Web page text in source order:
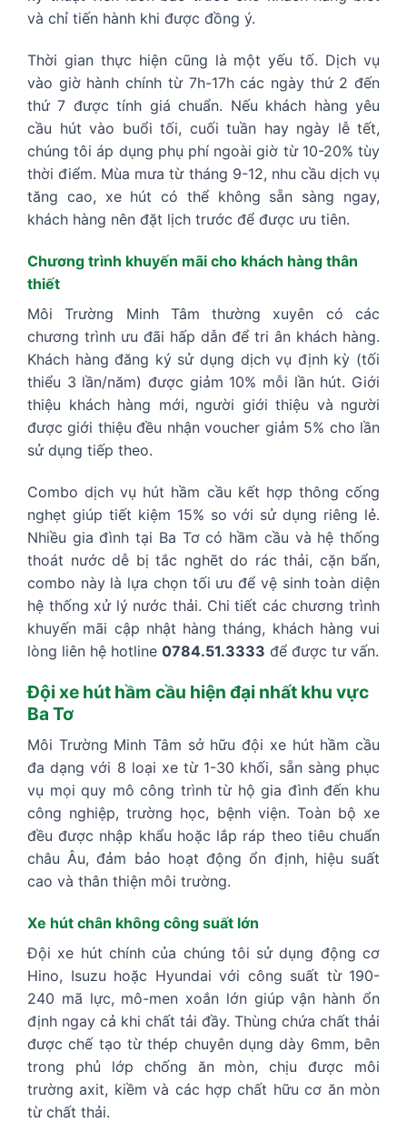
và chỉ tiến hành khi được đồng ý.
Thời gian thực hiện cũng là một yếu tố. Dịch vụ
vào giờ hành chính từ 7h-17h các ngày thứ 2 đến
thứ 7 được tính giá chuẩn. Nếu khách hàng yêu
cầu hút vào buổi tối, cuối tuần hay ngày lễ tết,
chúng tôi áp dụng phụ phí ngoài giờ từ 10-20% tùy
thời điểm. Mùa mưa từ tháng 9-12, nhu cầu dịch vụ
tăng cao, xe hút có thể không sẵn sàng ngay,
khách hàng nên đặt lịch trước để được ưu tiên.
Chương trình khuyến mãi cho khách hàng thân
thiết
Môi Trường Minh Tâm thường xuyên có các
chương trình ưu đãi hấp dẫn để tri ân khách hàng.
Khách hàng đăng ký sử dụng dịch vụ định kỳ (tối
thiểu 3 lần/năm) được giảm 10% mỗi lần hút. Giới
thiệu khách hàng mới, người giới thiệu và người
được giới thiệu đều nhận voucher giảm 5% cho lần
sử dụng tiếp theo.
Combo dịch vụ hút hầm cầu kết hợp thông cống
nghẹt giúp tiết kiệm 15% so với sử dụng riêng lẻ.
Nhiều gia đình tại Ba Tơ có hầm cầu và hệ thống
thoát nước dễ bị tắc nghẽt do rác thải, cặn bẩn,
combo này là lựa chọn tối ưu để vệ sinh toàn diện
hệ thống xử lý nước thải. Chi tiết các chương trình
khuyến mãi cập nhật hàng tháng, khách hàng vui
lòng liên hệ hotline 0784.51.3333 để được tư vấn.
Đội xe hút hầm cầu hiện đại nhất khu vực
Ba Tơ
Môi Trường Minh Tâm sở hữu đội xe hút hầm cầu
đa dạng với 8 loại xe từ 1-30 khối, sẵn sàng phục
vụ mọi quy mô công trình từ hộ gia đình đến khu
công nghiệp, trường học, bệnh viện. Toàn bộ xe
đều được nhập khẩu hoặc lắp ráp theo tiêu chuẩn
châu Âu, đảm bảo hoạt động ổn định, hiệu suất
cao và thân thiện môi trường.
Xe hút chân không công suất lớn
Đội xe hút chính của chúng tôi sử dụng động cơ
Hino, Isuzu hoặc Hyundai với công suất từ 190-
240 mã lực, mô-men xoắn lớn giúp vận hành ổn
định ngay cả khi chất tải đầy. Thùng chứa chất thải
được chế tạo từ thép chuyên dụng dày 6mm, bên
trong phủ lớp chống ăn mòn, chịu được môi
trường axit, kiềm và các hợp chất hữu cơ ăn mòn
từ chất thải.